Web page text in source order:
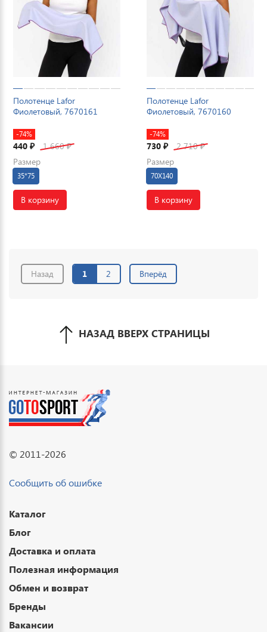
Полотенце Lafor
Фиолетовый, 7670161
-74%
440 ₽ 1 660₽
Размер
35*75
В корзину
Полотенце Lafor
Фиолетовый, 7670160
-74%
730 ₽ 2 710₽
Размер
70X140
В корзину
Назад 1 2 Вперёд
НАЗАД ВВЕРХ СТРАНИЦЫ
© 2011-2026
Сообщить об ошибке
Каталог
Блог
Доставка и оплата
Полезная информация
Обмен и возврат
Бренды
Вакансии